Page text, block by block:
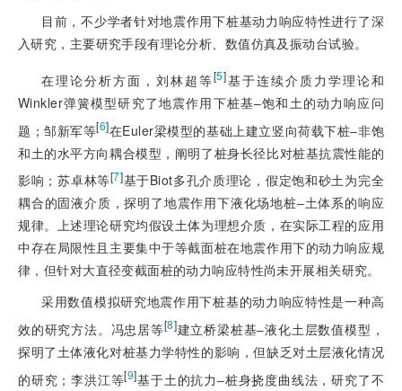
目前，不少学者针对地震作用下桩基动力响应特性进行了深
入研究，主要研究手段有理论分析、数值仿真及振动台试验。
在理论分析方面，刘林超等[5]基于连续介质力学理论和
Winkler弹簧模型研究了地震作用下桩基‒饱和土的动力响应问
题；邹新军等[6]在Euler梁模型的基础上建立竖向荷载下桩‒非饱
和土的水平方向耦合模型，阐明了桩身长径比对桩基抗震性能的
影响；苏卓林等[7]基于Biot多孔介质理论，假定饱和砂土为完全
耦合的固液介质，探明了地震作用下液化场地桩‒土体系的响应
规律。上述理论研究均假设土体为理想介质，在实际工程的应用
中存在局限性且主要集中于等截面桩在地震作用下的动力响应规
律，但针对大直径变截面桩的动力响应特性尚未开展相关研究。
采用数值模拟研究地震作用下桩基的动力响应特性是一种高
效的研究方法。冯忠居等[8]建立桥梁桩基‒液化土层数值模型，
探明了土体液化对桩基力学特性的影响，但缺乏对土层液化情况
的研究；李洪江等[9]基于土的抗力‒桩身挠度曲线法，研究了不